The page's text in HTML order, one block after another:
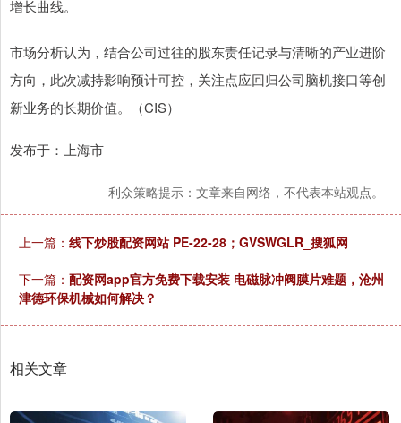
增长曲线。
市场分析认为，结合公司过往的股东责任记录与清晰的产业进阶
方向，此次减持影响预计可控，关注点应回归公司脑机接口等创
新业务的长期价值。（CIS）
发布于：上海市
利众策略提示：文章来自网络，不代表本站观点。
上一篇： 线下炒股配资网站 PE-22-28；GVSWGLR_搜狐网
下一篇： 配资网app官方免费下载安装 电磁脉冲阀膜片难题，沧州
津德环保机械如何解决？
相关文章